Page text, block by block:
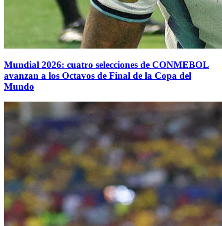
Mundial 2026: cuatro selecciones de CONMEBOL
avanzan a los Octavos de Final de la Copa del
Mundo